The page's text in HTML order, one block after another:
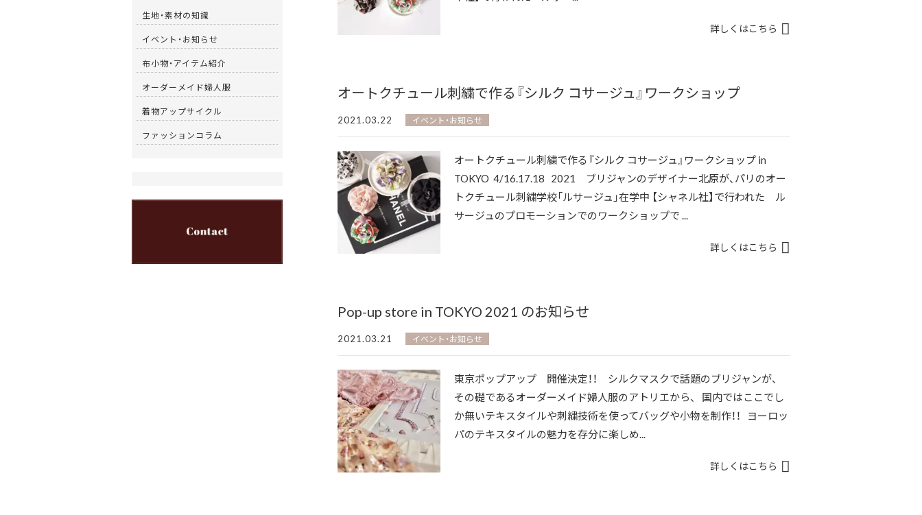
詳しくはこちら
オートクチュール刺繍で作る『シルク コサージュ』ワークショップ
2021.03.22 イベント・お知らせ
オートクチュール刺繍で作る『シルク コサージュ』ワークショップ in
TOKYO 4/16.17.18 2021 ブリジャンのデザイナー北原が、パリのオー
トクチュール刺繍学校「ルサージュ」在学中 【シャネル社】で行われた ル
サージュのプロモーションでのワークショップで ...
詳しくはこちら
Pop-up store in TOKYO 2021 のお知らせ
2021.03.21 イベント・お知らせ
東京ポップアップ 開催決定！！ シルクマスクで話題のブリジャンが、
その礎であるオーダーメイド婦人服のアトリエから、 国内ではここでし
か無いテキスタイルや刺繍技術を使ってバッグや小物を制作！！ ヨーロッ
パのテキスタイルの魅力を存分に楽しめ...
詳しくはこちら
生地・素材の知識
イベント・お知らせ
布小物・アイテム紹介
オーダーメイド婦人服
着物アップサイクル
ファッションコラム